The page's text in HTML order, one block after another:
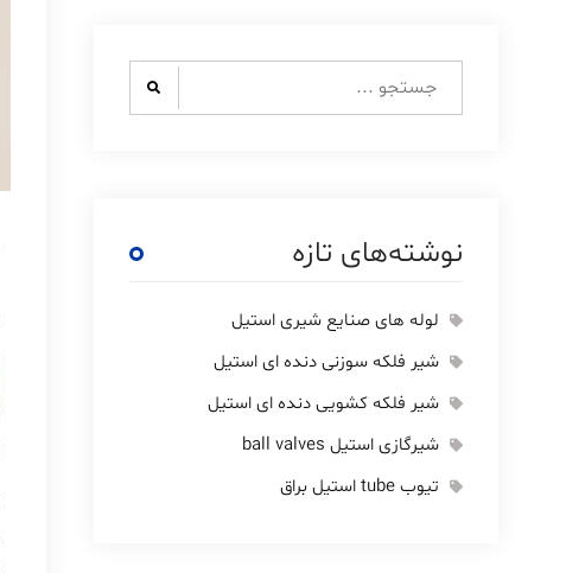
نوشته‌های تازه
لوله های صنایع شیری استیل
شیر فلکه سوزنی دنده ای استیل
شیر فلکه کشویی دنده ای استیل
شیرگازی استیل ball valves
تیوب tube استیل براق